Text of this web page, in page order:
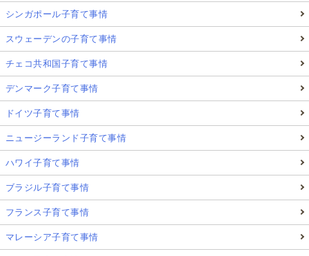
シンガポール子育て事情
スウェーデンの子育て事情
チェコ共和国子育て事情
デンマーク子育て事情
ドイツ子育て事情
ニュージーランド子育て事情
ハワイ子育て事情
ブラジル子育て事情
フランス子育て事情
マレーシア子育て事情